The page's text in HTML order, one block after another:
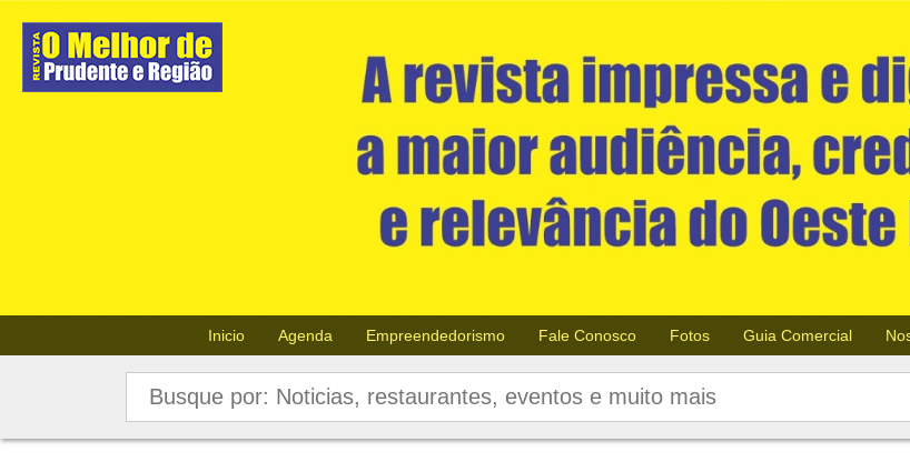
Inicio Agenda Empreendedorismo Fale Conosco Fotos Guia Comercial